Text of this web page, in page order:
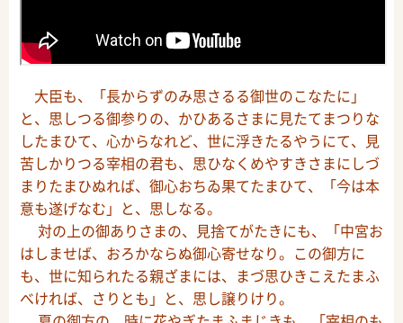
大臣も、「長からずのみ思さるる御世のこなたに」
と、思しつる御参りの、かひあるさまに見たてまつりな
したまひて、心からなれど、世に浮きたるやうにて、見
苦しかりつる宰相の君も、思ひなくめやすきさまにしづ
まりたまひぬれば、御心おちゐ果てたまひて、「今は本
意も遂げなむ」と、思しなる。
対の上の御ありさまの、見捨てがたきにも、「中宮お
はしませば、おろかならぬ御心寄せなり。この御方に
も、世に知られたる親ざまには、まづ思ひきこえたまふ
べければ、さりとも」と、思し譲りけり。